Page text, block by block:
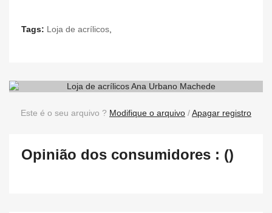
Tags: Loja de acrílicos
Este é o seu arquivo ? Modifique o arquivo /Apagar registro
Opinião dos consumidores : ()